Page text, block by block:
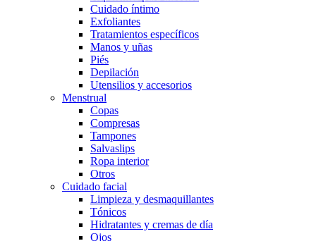
Cuidado íntimo
Exfoliantes
Tratamientos específicos
Manos y uñas
Piés
Depilación
Utensilios y accesorios
Menstrual
Copas
Compresas
Tampones
Salvaslips
Ropa interior
Otros
Cuidado facial
Limpieza y desmaquillantes
Tónicos
Hidratantes y cremas de día
Ojos